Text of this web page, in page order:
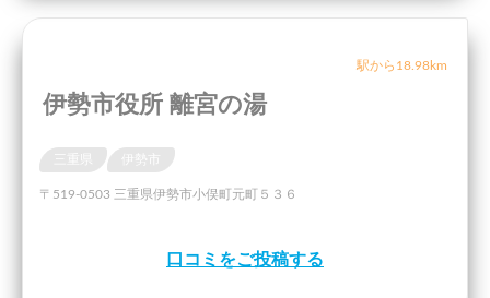
駅から18.98km
伊勢市役所 離宮の湯
〒519-0503 三重県伊勢市小俣町元町５３６
口コミをご投稿する